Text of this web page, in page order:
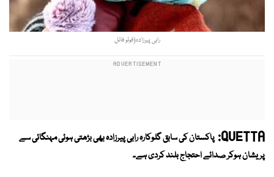
رابی پیرزادہ(فوٹو فائل
QUETTA: پاکستان کی سابق گلوکارہ رابی پیرزادہ بھی بڑھتی ہوئی مہنگائی سے
پریشان ہوکر صدائے احتجاج بلند کردی ہے۔